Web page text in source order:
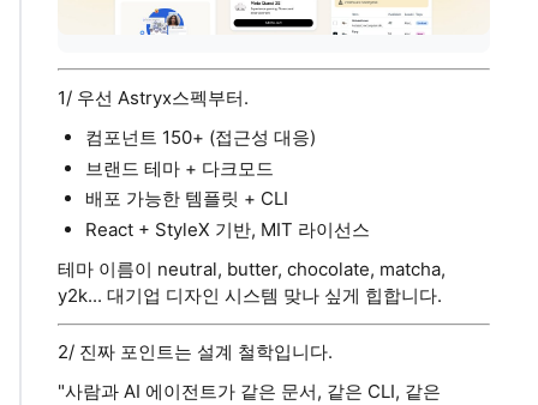
1/ 우선 Astryx스펙부터.
컴포넌트 150+ (접근성 대응)
브랜드 테마 + 다크모드
배포 가능한 템플릿 + CLI
React + StyleX 기반, MIT 라이선스
테마 이름이 neutral, butter, chocolate, matcha,
y2k... 대기업 디자인 시스템 맞나 싶게 힙합니다.
2/ 진짜 포인트는 설계 철학입니다.
"사람과 AI 에이전트가 같은 문서, 같은 CLI, 같은